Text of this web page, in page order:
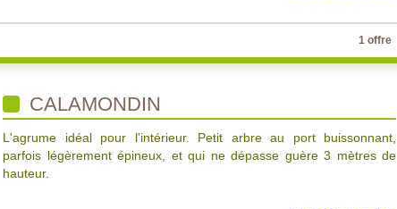
1 offre
CALAMONDIN
L'agrume idéal pour l'intérieur. Petit arbre au port buissonnant,
parfois légèrement épineux, et qui ne dépasse guère 3 mètres de
hauteur.